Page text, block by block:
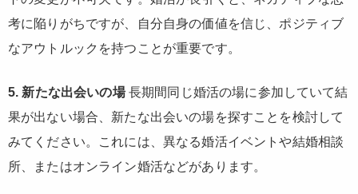
考に陥りがちですが、自分自身の価値を信じ、ポジティブ
なアウトルックを持つことが重要です。
5. 新たな出会いの場長期間同じ婚活の場に参加していて結
果が出ない場合、新たな出会いの場を探すことを検討して
みてください。これには、異なる婚活イベントや結婚相談
所、またはオンライン婚活などがあります。